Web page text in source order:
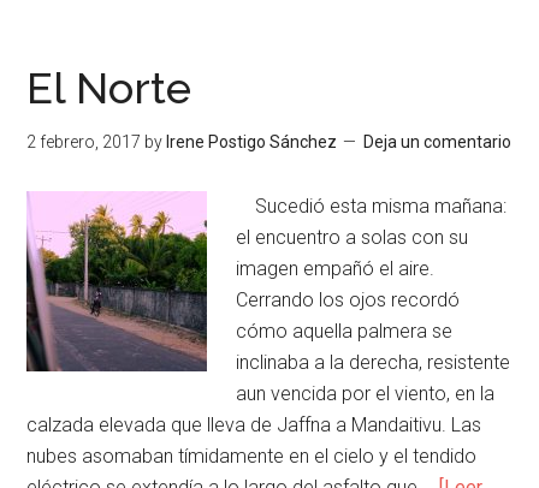
El Norte
2 febrero, 2017 by Irene Postigo Sánchez Deja un comentario
Sucedió esta misma mañana:
el encuentro a solas con su
imagen empañó el aire.
Cerrando los ojos recordó
cómo aquella palmera se
inclinaba a la derecha, resistente
aun vencida por el viento, en la
calzada elevada que lleva de Jaffna a Mandaitivu. Las
nubes asomaban tímidamente en el cielo y el tendido